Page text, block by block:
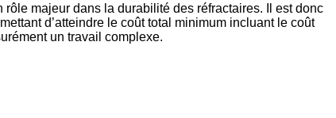
rôle majeur dans la durabilité des réfractaires. Il est donc
d’atteindre le coût total minimum incluant le coût
un travail complexe.